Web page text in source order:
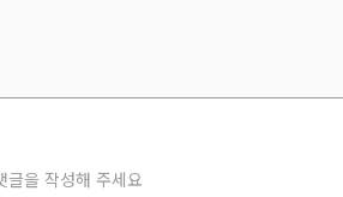
글을 작성해 주세요